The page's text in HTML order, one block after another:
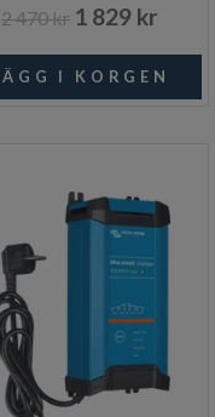
2 470 kr 1 829 kr